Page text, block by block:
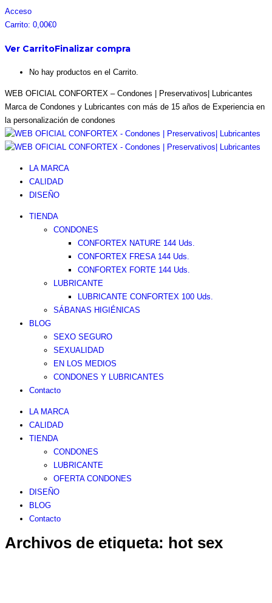
Saltar
al
Facebook
page
in
Instagram
page
in
Pinterest
page
in
Twitter
page
in
Acceso
Carrito: 0,00€0
Ver CarritoFinalizar compra
No hay productos en el Carrito.
WEB OFICIAL CONFORTEX – Condones | Preservativos| Lubricantes
Marca de Condones y Lubricantes con más de 15 años de Experiencia en
la personalización de condones
LA MARCA
CALIDAD
DISEÑO
TIENDA
CONDONES
CONFORTEX NATURE 144 Uds.
CONFORTEX FRESA 144 Uds.
CONFORTEX FORTE 144 Uds.
LUBRICANTE
LUBRICANTE CONFORTEX 100 Uds.
SÁBANAS HIGIÉNICAS
BLOG
SEXO SEGURO
SEXUALIDAD
EN LOS MEDIOS
CONDONES Y LUBRICANTES
Contacto
LA MARCA
CALIDAD
TIENDA
CONDONES
LUBRICANTE
OFERTA CONDONES
DISEÑO
BLOG
Contacto
Archivos de etiqueta: hot sex